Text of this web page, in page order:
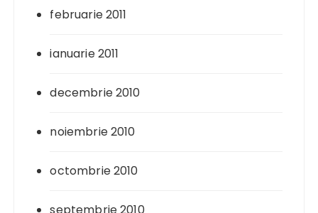
februarie 2011
ianuarie 2011
decembrie 2010
noiembrie 2010
octombrie 2010
septembrie 2010